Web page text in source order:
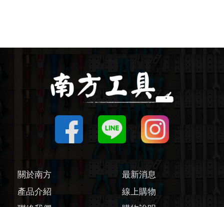
磨切機 / 配件
鎚鑽 / 配件
輔助工具/配件
關於南方
最新消息
產品介紹
線上購物